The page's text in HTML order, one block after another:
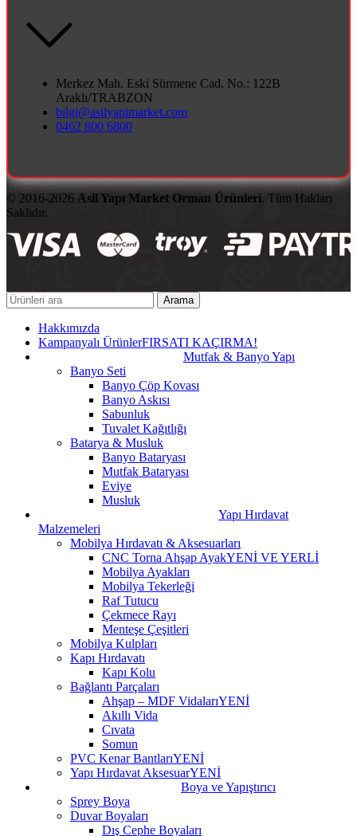
Merkez Mah. Eski Sürmene Cad. No.: 122B
Araklı/TRABZON
bilgi@asilyapimarket.com
0462 800 6800
© 2016-2026 Asil Yapı Market Orman Ürünleri. Tüm Hakları
Saklıdır.
Arama
Hakkımızda
Kampanyalı ÜrünlerFIRSATI KAÇIRMA!
Mutfak & Banyo Yapı
Banyo Seti
Banyo Çöp Kovası
Banyo Askısı
Sabunluk
Tuvalet Kağıtlığı
Batarya & Musluk
Banyo Bataryası
Mutfak Bataryası
Eviye
Musluk
Yapı Hırdavat
Malzemeleri
Mobilya Hırdavatı & Aksesuarları
CNC Torna Ahşap AyakYENİ VE YERLİ
Mobilya Ayakları
Mobilya Tekerleği
Raf Tutucu
Çekmece Rayı
Menteşe Çeşitleri
Mobilya Kulpları
Kapı Hırdavatı
Kapı Kolu
Bağlantı Parçaları
Ahşap – MDF VidalarıYENİ
Akıllı Vida
Cıvata
Somun
PVC Kenar BantlarıYENİ
Yapı Hırdavat AksesuarYENİ
Boya ve Yapıştırıcı
Sprey Boya
Duvar Boyaları
Dış Cephe Boyaları